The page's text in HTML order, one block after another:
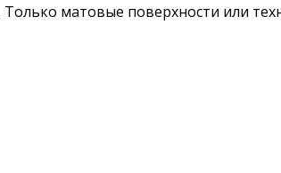
матовые поверхности или